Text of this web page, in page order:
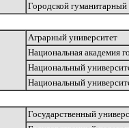
Городской гуманитарный
Аграрный университет
Национальная академия
Национальный
Национальный
Государственный